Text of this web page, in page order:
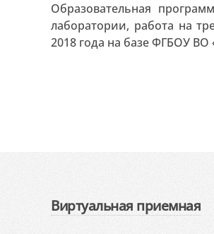
Образовательная
лаборатории, работа на
2018 года на базе ФГБОУ
Виртуальная приемная